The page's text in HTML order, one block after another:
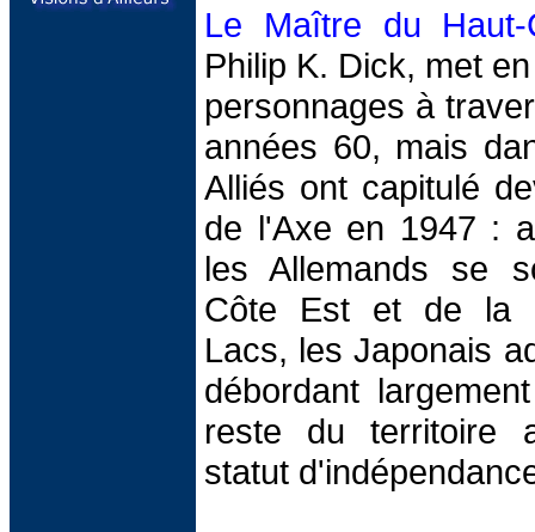
Le Maître du Haut-
Philip K. Dick, met
personnages à
années 60, mais
Alliés ont capitulé
de l'Axe en 1947 :
les Allemands se
Côte Est et de la
Lacs, les Japonais
débordant
reste du territoire
statut